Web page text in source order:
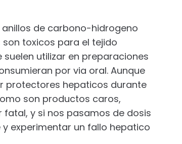
de carbono-hidrogeno
toxicos para el tejido
utilizar en preparaciones
por via oral. Aunque
protectores hepaticos durante
son productos caros,
y si nos pasamos de dosis
experimentar un fallo hepatico